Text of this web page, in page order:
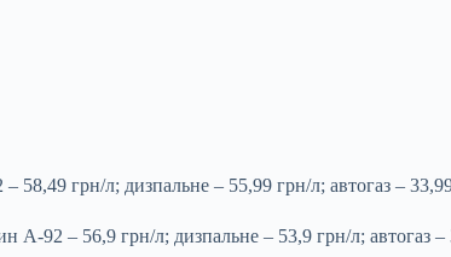
грн/л; дизпальне – 55,99 грн/л; автогаз –
А-92 – 56,9 грн/л; дизпальне – 53,9 грн/л; автогаз –